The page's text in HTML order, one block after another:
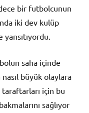
bir futbolcunun
iki dev kulüp
saha içinde
nasıl büyük olaylara
için bu
sağlıyor